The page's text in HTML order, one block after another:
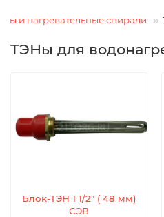
и нагревательные спирали
ТЭНы для
Блок-ТЭН 1 1/2" ( 48 мм)
СЭВ